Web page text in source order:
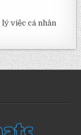
việc cá nhân